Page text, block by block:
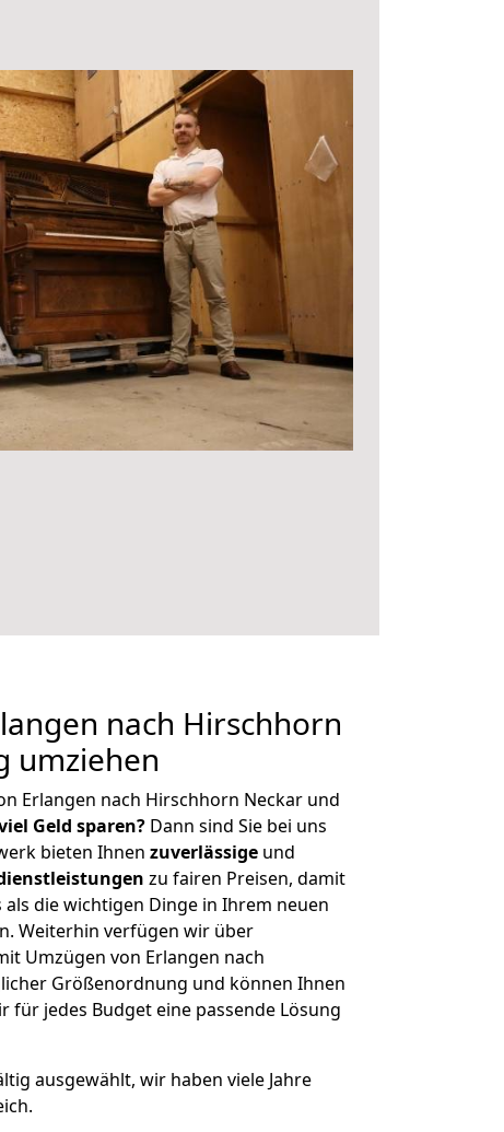
nach Hirschhorn
umziehen
Erlangen nach Hirschhorn Neckar und
Geld sparen? Dann sind Sie bei uns
bieten Ihnen zuverlässige und
zu fairen Preisen, damit
die wichtigen Dinge in Ihrem neuen
Weiterhin verfügen wir über
Umzügen von Erlangen nach
Größenordnung und können Ihnen
für jedes Budget eine passende Lösung
ausgewählt, wir haben viele Jahre